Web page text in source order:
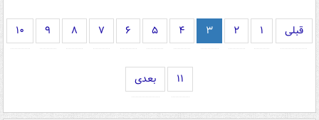
قبلی ۱ ۲ ۳ ۴ ۵ ۶ ۷ ۸ ۹ ۱۰
۱۱ بعدی